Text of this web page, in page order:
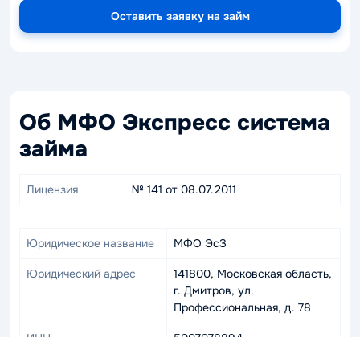
Оставить заявку на займ
Об МФО Экспресс система
займа
Лицензия № 141 от 08.07.2011
Юридическое название МФО ЭсЗ
Юридический адрес
141800, Московская область,
г. Дмитров, ул.
Профессиональная, д. 78